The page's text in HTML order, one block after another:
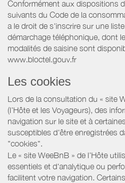
Conformément aux dispositions
suivants du Code de la
a le droit de s'inscrire sur une
démarchage téléphonique, dont
modalités de saisine sont
www.bloctel.gouv.fr
Les cookies
Lors de la consultation du « site
(l’Hôte et les Voyageurs), des
navigation sur le site et à
susceptibles d'être enregistrées
"cookies".
Le « site WeeBnB » de l’Hôte
essentiels et d'analytique ou
facilitent votre navigation.